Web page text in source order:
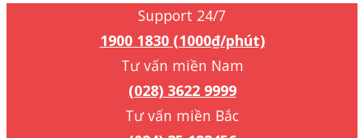
Support 24/7
1900 1830 (1000₫/phút)
Tư vấn miền Nam
(028) 3622 9999
Tư vấn miền Bắc